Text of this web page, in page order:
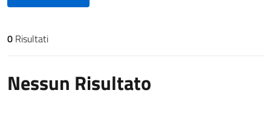
Risultati di ricerca
0 Risultati
Nessun Risultato